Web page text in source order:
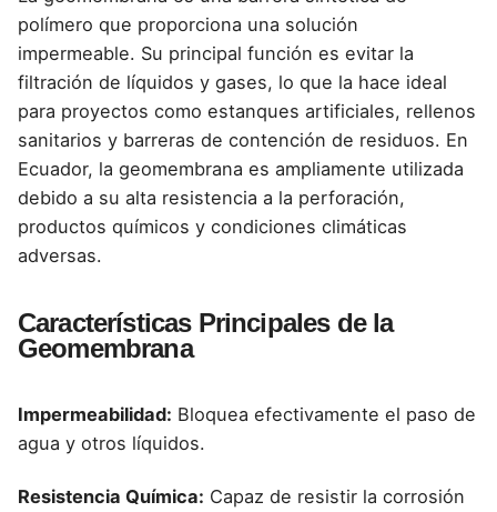
polímero que proporciona una solución
impermeable. Su principal función es evitar la
filtración de líquidos y gases, lo que la hace ideal
para proyectos como estanques artificiales, rellenos
sanitarios y barreras de contención de residuos. En
Ecuador, la geomembrana es ampliamente utilizada
debido a su alta resistencia a la perforación,
productos químicos y condiciones climáticas
adversas.
Características Principales de la
Geomembrana
Impermeabilidad: Bloquea efectivamente el paso de
agua y otros líquidos.
Resistencia Química: Capaz de resistir la corrosión